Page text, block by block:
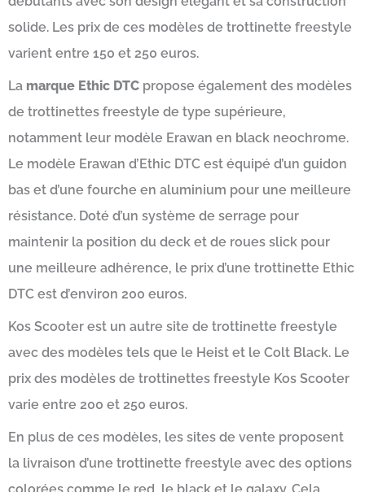
solide. Les prix de ces modèles de trottinette freestyle
varient entre 150 et 250 euros.
La marque Ethic DTC propose également des modèles
de trottinettes freestyle de type supérieure,
notamment leur modèle Erawan en black neochrome.
Le modèle Erawan d’Ethic DTC est équipé d’un guidon
bas et d’une fourche en aluminium pour une meilleure
résistance. Doté d’un système de serrage pour
maintenir la position du deck et de roues slick pour
une meilleure adhérence, le prix d’une trottinette Ethic
DTC est d’environ 200 euros.
Kos Scooter est un autre site de trottinette freestyle
avec des modèles tels que le Heist et le Colt Black. Le
prix des modèles de trottinettes freestyle Kos Scooter
varie entre 200 et 250 euros.
En plus de ces modèles, les sites de vente proposent
la livraison d’une trottinette freestyle avec des options